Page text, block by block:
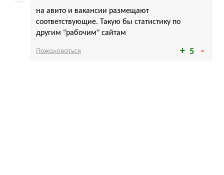
5
на авито и вакансии размещают
соответствующие. Такую бы статистику по
другим "рабочим" сайтам
Пожаловаться